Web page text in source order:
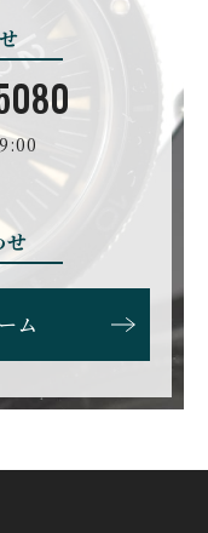
SEIKO
セイコー
CHRONOSWISS
クロノスイス
CITIZEN
シチズン
BOLDR Supply Compan
y
ンパニー
BREGUET
ブレゲ
BRUNO SOHNLE Glash
utte
ブルーノ・ゾンレー・ グ
ラスヒュッテ
BVLGARI
ブルガリ
CARTIER
カルティエ
CEDRIC JOHNER
せ
ム